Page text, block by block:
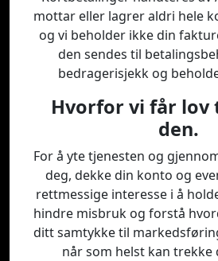
mottar eller lagrer aldri hele
og vi beholder ikke din
den sendes til
bedragerisjekk og
Hvorfor vi får lov
den.
For å yte tjenesten og
deg, dekke din konto og
rettmessige interesse i å
hindre misbruk og forstå
ditt samtykke til
når som helst kan trekke